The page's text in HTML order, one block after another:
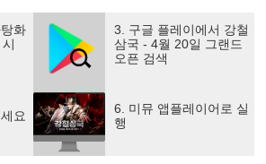
.
.
크로스서버 전쟁 컨텐츠!
화
3. 구글 플레이에서 강철
삼국 - 4월 20일 그랜드
오픈 검색
요
6. 미뮤 앱플레이어로 실
행